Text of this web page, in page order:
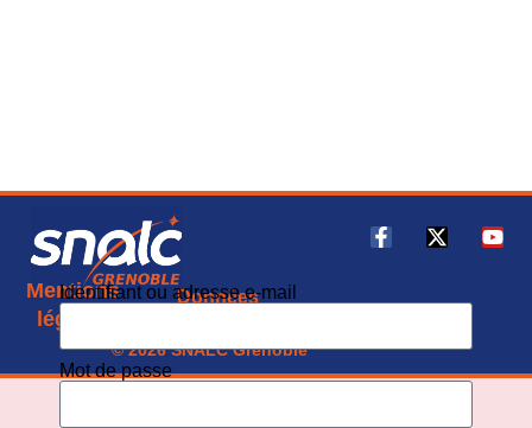
Mentions
légales
Données
© 2026 SNALC Grenoble
Identifiant ou adresse e-mail
Mot de passe